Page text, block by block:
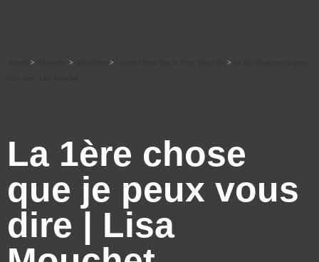
> > > >
La 1ère chose
que je peux vous
dire | Lisa